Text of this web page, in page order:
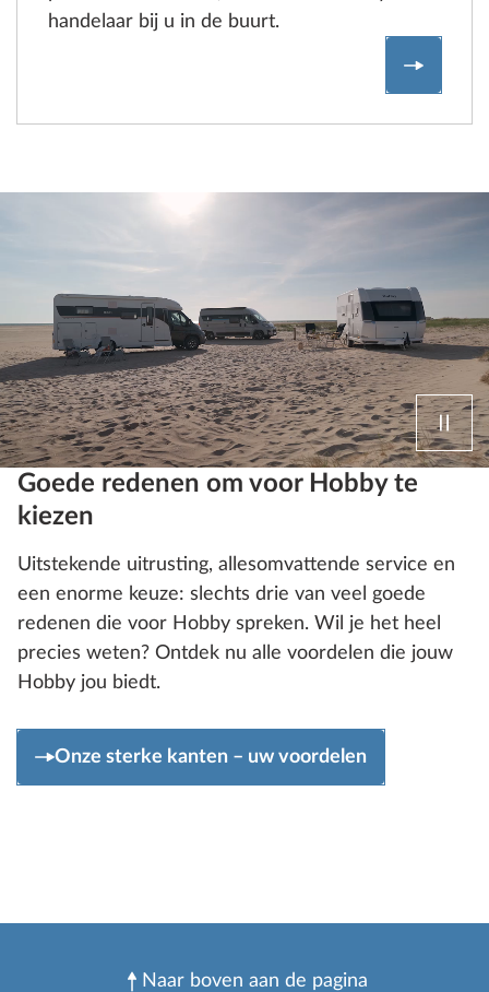
handelaar bij u in de buurt.
Hobby
Goede redenen om voor Hobby te
kiezen
Uitstekende uitrusting, allesomvattende service en
een enorme keuze: slechts drie van veel goede
redenen die voor Hobby spreken. Wil je het heel
precies weten? Ontdek nu alle voordelen die jouw
Hobby jou biedt.
Onze sterke kanten – uw voordelen
Naar boven aan de pagina